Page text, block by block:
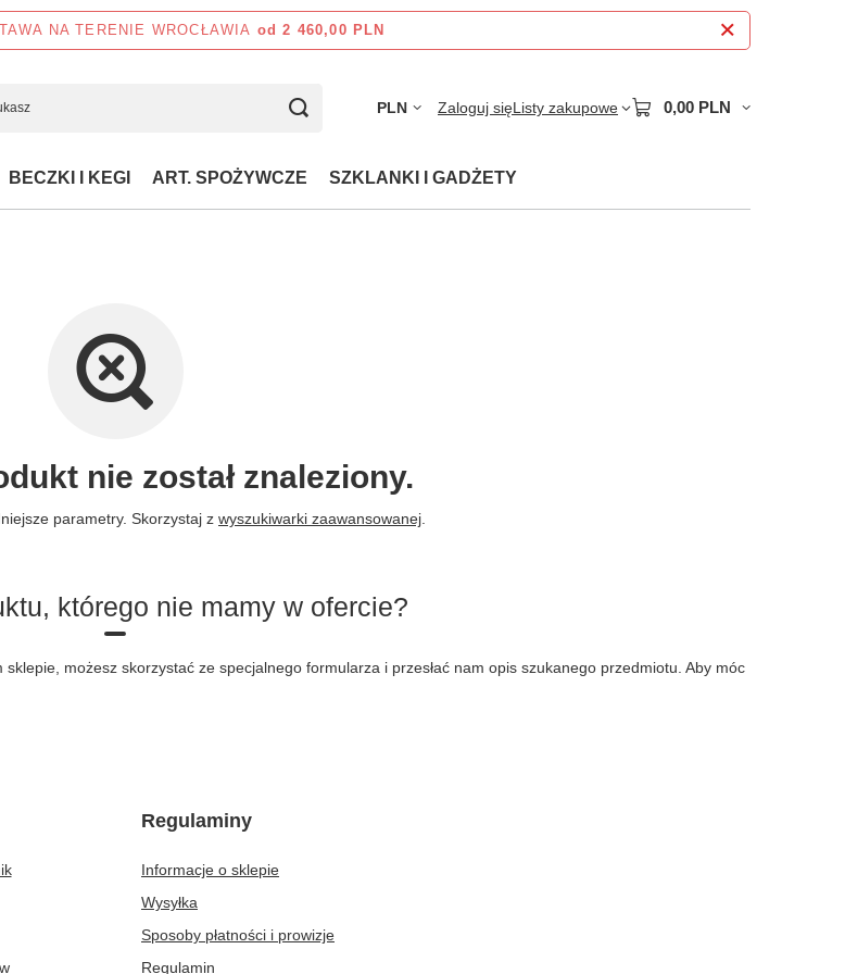
NA TERENIE WROCŁAWIA od 2 460,00 PLN
PLN Zaloguj sięListy zakupowe 0,00 PLN
BECZKI I KEGI ART. SPOŻYWCZE SZKLANKI I GADŻETY
nie został znaleziony.
parametry. Skorzystaj z wyszukiwarki zaawansowanej
którego nie mamy w ofercie?
możesz skorzystać ze specjalnego formularza i przesłać nam opis szukanego przedmiotu. Aby móc
Regulaminy
Informacje o sklepie
Wysyłka
Sposoby płatności i prowizje
Regulamin